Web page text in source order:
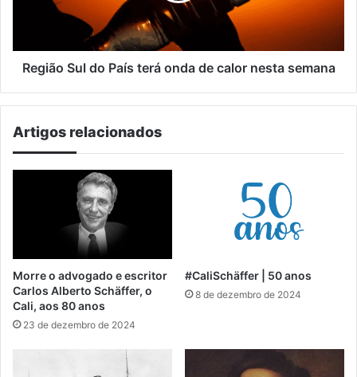
nesta
semana
Região Sul do País terá onda de calor nesta semana
Artigos relacionados
Morre o advogado e escritor
Carlos Alberto Schäffer, o
Cali, aos 80 anos
23 de dezembro de 2024
#CaliSchäffer | 50 anos
8 de dezembro de 2024